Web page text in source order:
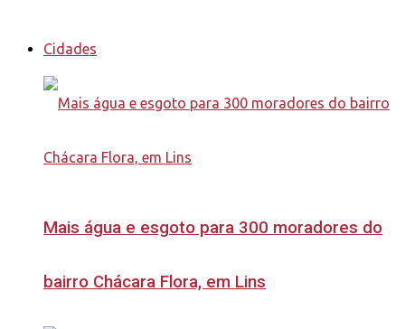
Cidades
Mais água e esgoto para 300 moradores do
bairro Chácara Flora, em Lins